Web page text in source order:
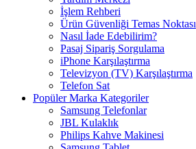
İşlem Rehberi
Ürün Güvenliği Temas Noktası
Nasıl İade Edebilirim?
Pasaj Sipariş Sorgulama
iPhone Karşılaştırma
Televizyon (TV) Karşılaştırma
Telefon Sat
Popüler Marka Kategoriler
Samsung Telefonlar
JBL Kulaklık
Philips Kahve Makinesi